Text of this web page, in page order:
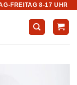
FREITAG 8-17 UHR